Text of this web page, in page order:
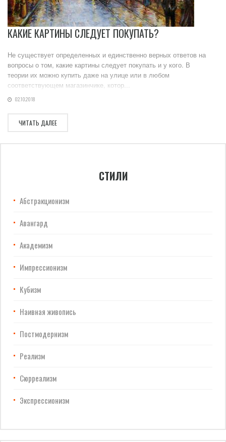
КАКИЕ КАРТИНЫ СЛЕДУЕТ ПОКУПАТЬ?
Не существует определенных и единственно верных ответов на
вопросы о том, какие картины следует покупать и у кого. В
теории их можно купить даже на улице или в любом
соответствующем магазинчике, котор...
02.10.2018
ЧИТАТЬ ДАЛЕЕ
СТИЛИ
Абстракционизм
Авангард
Академизм
Импрессионизм
Кубизм
Наивная живопись
Постмодернизм
Реализм
Сюрреализм
Экспрессионизм